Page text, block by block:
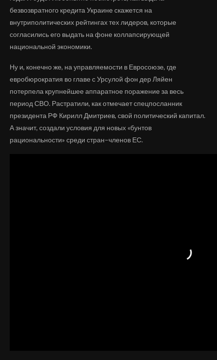
безвозвратного кредита Украине скажется на
внутриполитических рейтингах тех лидеров, которые
согласились его выдать на фоне коллапсирующей
национальной экономики.
Ну и, конечно же, на управляемости в Евросоюзе, где
евробюрократия во главе с Урсулой фон дер Ляйен
потерпела крупнейшее аппаратное поражение за весь
период СВО. Растратили, как отмечает спецпосланник
президента РФ Кирилл Дмитриев, свой политический капитал.
А значит, создали условия для новых «бунтов
рациональности» среди стран–членов ЕС.